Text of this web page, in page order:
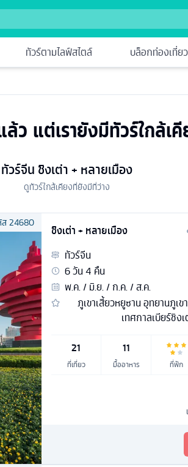
ทัวร์ตามไลฟ์สไตล์ บล็อกท่องเที่ยว
ว แต่เรายังมีทัวร์ใกล้เ
ทัวร์จีน ชิงเต่า + หลายเมือง
ดูทัวร์ใกล้เคียงที่ยังมีที่ว่าง
24680
ชิงเต่า + หลายเมือง
ทัวร์จีน
6วัน4 คืน
พ.ค. / มิ.ย. / ก.ค. / ส.ค.
ภูเขาเสี้ยวหยูซาน อุทยานภูเข
เทศกาลเบียร์ชิงเ
21
ที่เที่ยว
11
มื้ออาหาร ที่พัก